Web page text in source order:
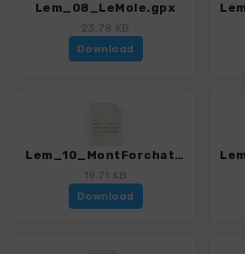
Lem_08_LeMole.gpx
23.78 KB
Download
Lem_10_MontForchat.gpx
19.71 KB
Download